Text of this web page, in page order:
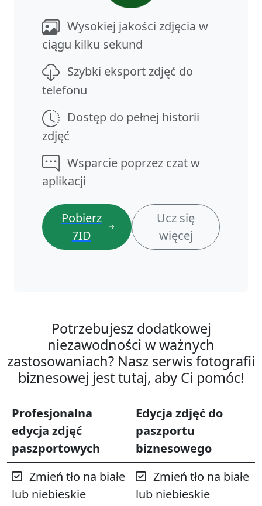
Wysokiej jakości zdjęcia w
ciągu kilku sekund
Szybki eksport zdjęć do
telefonu
Dostęp do pełnej historii
zdjęć
Wsparcie poprzez czat w
aplikacji
Pobierz
7ID
Ucz się
więcej
Potrzebujesz dodatkowej
niezawodności w ważnych
zastosowaniach? Nasz serwis fotografii
biznesowej jest tutaj, aby Ci pomóc!
Profesjonalna
edycja zdjęć
paszportowych
Edycja zdjęć do
paszportu
biznesowego
Zmień tło na białe
lub niebieskie
Zmień tło na białe
lub niebieskie